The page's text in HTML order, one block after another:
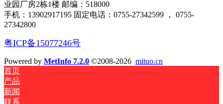
业园厂房2栋1楼 邮编：518000
手机：13902917195 固定电话：0755-27342599 ， 0755-
27342800
粤ICP备15077246号
Powered by MetInfo 7.2.0 ©2008-2026 mituo.cn
首页
产品
新闻
联系